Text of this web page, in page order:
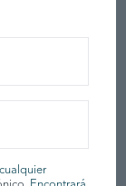
momento